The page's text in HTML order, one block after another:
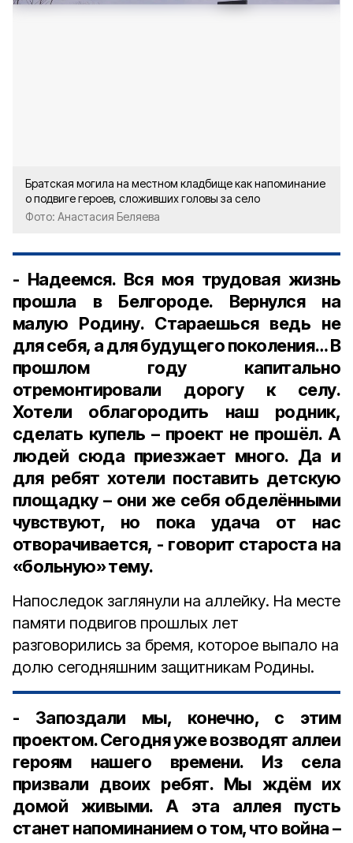
Братская могила на местном кладбище как напоминание
о подвиге героев, сложивших головы за село
Фото: Анастасия Беляева
- Надеемся. Вся моя трудовая жизнь
прошла в Белгороде. Вернулся на
малую Родину. Стараешься ведь не
для себя, а для будущего поколения… В
прошлом году капитально
отремонтировали дорогу к селу.
Хотели облагородить наш родник,
сделать купель – проект не прошёл. А
людей сюда приезжает много. Да и
для ребят хотели поставить детскую
площадку – они же себя обделёнными
чувствуют, но пока удача от нас
отворачивается, - говорит староста на
«больную» тему.
Напоследок заглянули на аллейку. На месте
памяти подвигов прошлых лет
разговорились за бремя, которое выпало на
долю сегодняшним защитникам Родины.
- Запоздали мы, конечно, с этим
проектом. Сегодня уже возводят аллеи
героям нашего времени. Из села
призвали двоих ребят. Мы ждём их
домой живыми. А эта аллея пусть
станет напоминанием о том, что война –